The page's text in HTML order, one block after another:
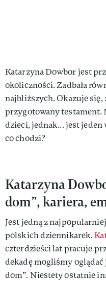
Katarzyna Dowbor jest
okoliczności. Zadbała
najbliższych. Okazuje się,
przygotowany testament.
dzieci, jednak... jest jeden
co chodzi?
Katarzyna
dom”, kariera,
Jest jedną z
polskich dziennikarek.
czterdzieści lat pracuje
dekadę mogliśmy oglądać
dom”. Niestety ostatnie